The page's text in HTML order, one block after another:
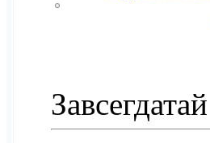
Завсегдатай